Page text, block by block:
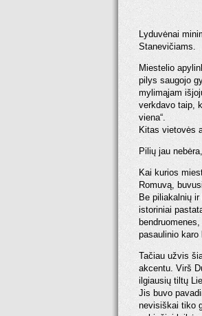
Lyduvėnai
Stanevičiams.
Miestelio
pilys saugojo
mylimąjam
verkdavo taip,
viena“.
Kitas vietovės
Pilių jau
Kai kurios
Romuvą,
Be piliakalnių
istoriniai
pasaulinio
Tačiau užvis
akcentu. Virš
ilgiausių tiltų
Jis buvo
nevisiškai tiko